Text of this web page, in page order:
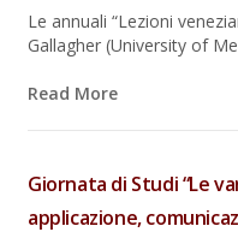
Le annuali “Lezioni
Gallagher (University of
Read More
Giornata di Studi “Le
applicazione,